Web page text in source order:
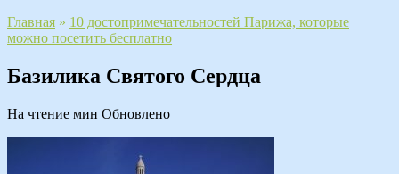
Главная » 10 достопримечательностей Парижа, которые
можно посетить бесплатно
Базилика Святого Сердца
На чтение мин Обновлено